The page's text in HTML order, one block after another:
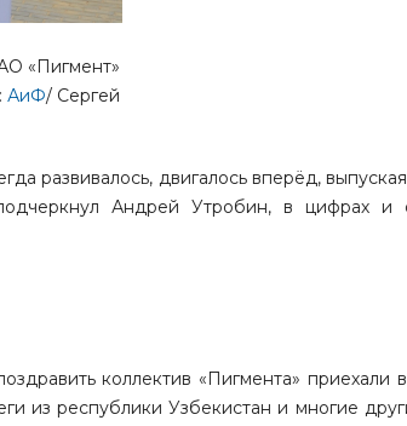
«Пигмент»
АиФ/ Сергей
развивалось, двигалось вперёд,
Андрей Утробин, в цифрах и
коллектив «Пигмента» приехали
из республики Узбекистан и многие